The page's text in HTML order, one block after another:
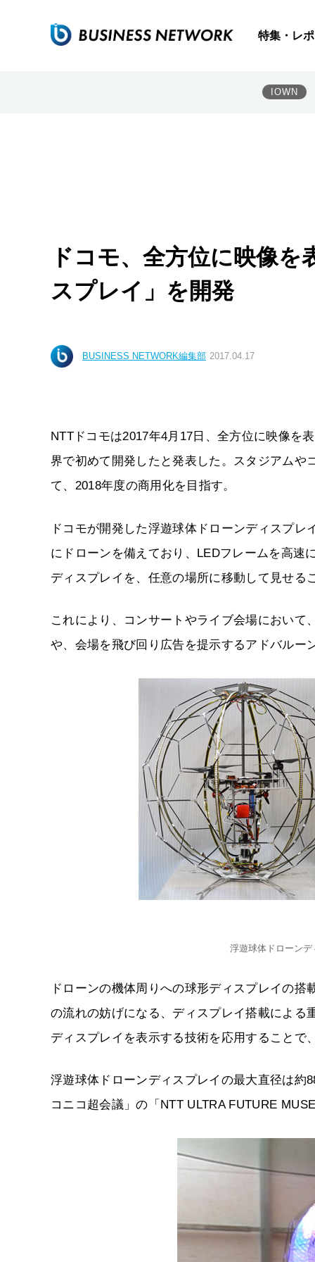
特集・レ
IOWN
ドコモ、全方位に映像
スプレイ」を開発
BUSINESS NETWORK編集部 2017.04.17
NTTドコモは2017年4月17日、全方位に映像を
界で初めて開発したと発表した。スタジアム
て、2018年度の商用化を目指す。
ドコモが開発した浮遊球体ドローンディスプ
にドローンを備えており、LEDフレームを高速
ディスプレイを、任意の場所に移動して見せる
これにより、コンサートやライブ会場におい
や、会場を飛び回り広告を提示するアドバル
浮遊球体ドローン
ドローンの機体周りへの球形ディスプレイの
の流れの妨げになる、ディスプレイ搭載による
ディスプレイを表示する技術を応用することで
浮遊球体ドローンディスプレイの最大直径は約
コニコ超会議」の「NTT ULTRA FUTURE